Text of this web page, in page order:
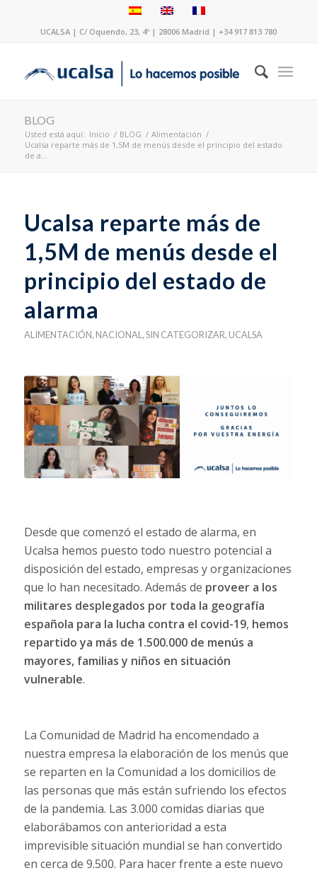
UCALSA | C/ Oquendo, 23, 4º | 28006 Madrid | +34 917 813 780
BLOG
Usted está aquí: Inicio / BLOG / Alimentación /
Ucalsa reparte más de 1,5M de menús desde el principio del estado
de a...
Ucalsa reparte más de
1,5M de menús desde el
principio del estado de
alarma
ALIMENTACIÓN, NACIONAL ,SIN CATEGORIZAR, UCALSA
Desde que comenzó el estado de alarma, en
Ucalsa hemos puesto todo nuestro potencial a
disposición del estado, empresas y organizaciones
que lo han necesitado. Además de proveer a los
militares desplegados por toda la geografía
española para la lucha contra el covid-19, hemos
repartido ya más de 1.500.000 de menús a
mayores, familias y niños en situación
vulnerable.
La Comunidad de Madrid ha encomendado a
nuestra empresa la elaboración de los menús que
se reparten en la Comunidad a los domicilios de
las personas que más están sufriendo los efectos
de la pandemia. Las 3.000 comidas diarias que
elaborábamos con anterioridad a esta
imprevisible situación mundial se han convertido
en cerca de 9.500. Para hacer frente a este nuevo